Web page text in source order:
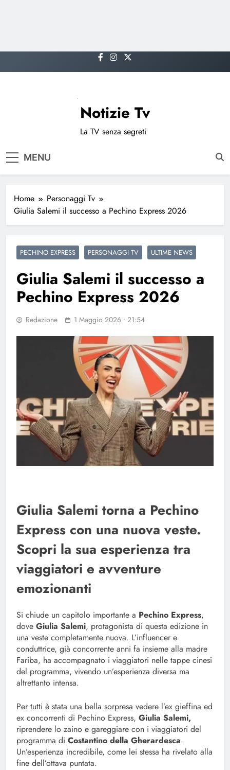
to
Notizie Tv
La TV senza segreti
MENU
Home
Personaggi Tv
Giulia Salemi il successo a Pechino Express 2026
PECHINO EXPRESS PERSONAGGI TV ULTIME NEWS
Giulia Salemi il successo a
Pechino Express 2026
Redazione 1 Maggio 2026 • 21:54
Giulia Salemi torna a Pechino
Express con una nuova veste.
Scopri la sua esperienza tra
viaggiatori e avventure
emozionanti
Si chiude un capitolo importante a Pechino Express,
dove Giulia Salemi, protagonista di questa edizione in
una veste completamente nuova. L’influencer e
conduttrice, già concorrente anni fa insieme alla madre
Fariba, ha accompagnato i viaggiatori nelle tappe cinesi
del programma, vivendo un’esperienza diversa ma
altrettanto intensa.
Per tutti è stata una bella sorpresa vedere l’ex gieffina ed
ex concorrenti di Pechino Express, Giulia Salemi,
riprendere lo zaino e gareggiare con i viaggiatori del
programma di Costantino della Gherardesca.
Un’esperienza incredibile, come lei stessa ha rivelato alla
fine dell’ottava puntata.